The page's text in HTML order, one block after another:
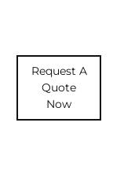
Request A
Quote
Now